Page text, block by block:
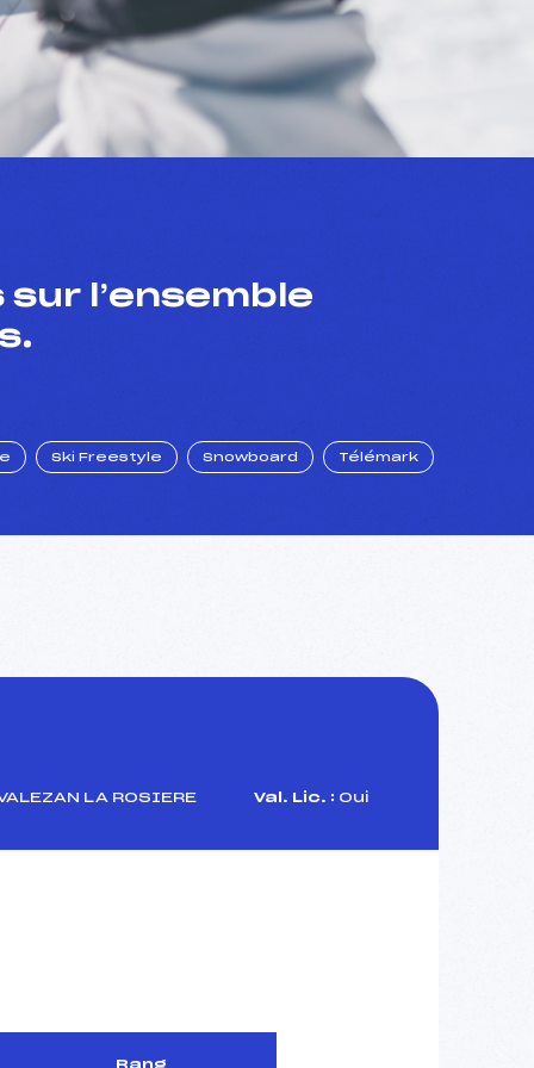
l’ensemble
Ski Freestyle Snowboard Télémark
LA ROSIERE Val. Lic. : Oui
Rang